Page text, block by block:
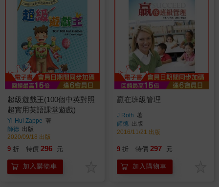
超級遊戲王(100個中英對照
超實用英語課堂遊戲)
Yi-Hui Zappe 著
師德 出版
2020/09/18 出版
9 折 特價 296 元
加入購物車
贏在班級管理
J Roth 著
師德 出版
2016/11/21 出版
9 折 特價 297 元
加入購物車